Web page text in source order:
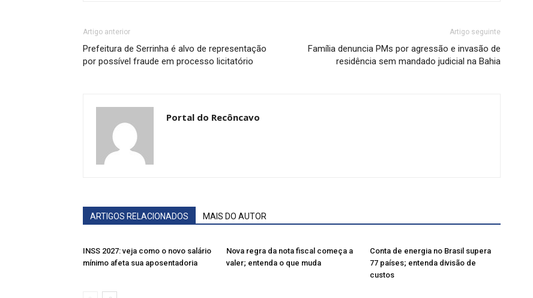
Artigo anterior
Prefeitura de Serrinha é alvo de representação
por possível fraude em processo licitatório
Artigo seguinte
Família denuncia PMs por agressão e invasão de
residência sem mandado judicial na Bahia
Portal do Recôncavo
ARTIGOS RELACIONADOS MAIS DO AUTOR
INSS 2027: veja como o novo salário
mínimo afeta sua aposentadoria
Nova regra da nota fiscal começa a
valer; entenda o que muda
Conta de energia no Brasil supera
77 países; entenda divisão de
custos